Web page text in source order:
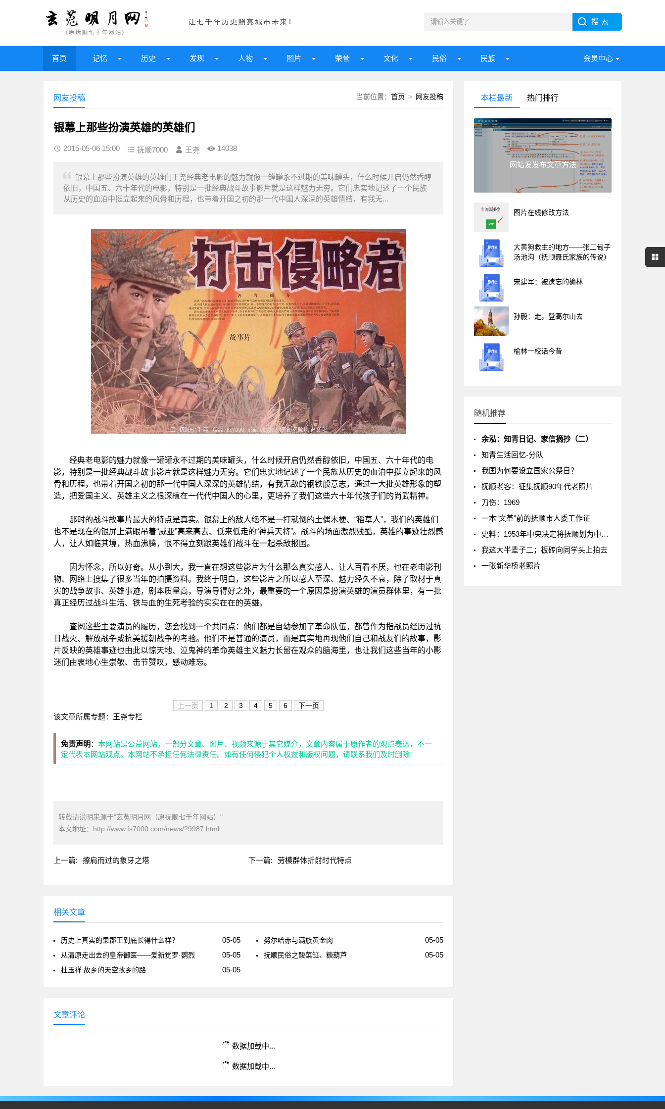
首页 记忆 历史 发现 人物 图片 荣誉 文化 民俗 民族 会员中心
当前位置： 首页 > 网友投稿
网友投稿
银幕上那些扮演英雄的英雄们
2015-05-06 15:00 抚顺7000 王尧 14038
银幕上那些扮演英雄的英雄们王尧经典老电影的魅力就像一罐罐永不过期的美味罐头，什么时候开启仍然香醇
依旧，中国五、六十年代的电影，特别是一批经典战斗故事影片就是这样魅力无穷。它们忠实地记述了一个民族
从历史的血泊中挺立起来的风骨和历程，也带着开国之初的那一代中国人深深的英雄情结，有我无...
经典老电影的魅力就像一罐罐永不过期的美味罐头，什么时候开启仍然香醇依旧，中国五、六十年代的电
影，特别是一批经典战斗故事影片就是这样魅力无穷。它们忠实地记述了一个民族从历史的血泊中挺立起来的风
骨和历程，也带着开国之初的那一代中国人深深的英雄情结，有我无敌的钢铁般意志，通过一大批英雄形象的塑
造，把爱国主义、英雄主义之根深植在一代代中国人的心里，更培养了我们这些六十年代孩子们的尚武精神。
那时的战斗故事片最大的特点是真实。银幕上的敌人绝不是一打就倒的土偶木梗、“稻草人”，我们的英雄们
也不是现在的银屏上满眼吊着“威亚”高来高去、低来低走的“神兵天将”。战斗的场面激烈残酷，英雄的事迹壮烈感
人，让人如临其境，热血沸腾，恨不得立刻跟英雄们战斗在一起杀敌报国。
因为怀念，所以好奇。从小到大，我一直在想这些影片为什么那么真实感人、让人百看不厌，也在老电影刊
物、网络上搜集了很多当年的拍摄资料。我终于明白，这些影片之所以感人至深、魅力经久不衰，除了取材于真
实的战争故事、英雄事迹，剧本质量高，导演导得好之外，最重要的一个原因是扮演英雄的演员群体里，有一批
真正经历过战斗生活、铁与血的生死考验的实实在在的英雄。
查阅这些主要演员的履历，您会找到一个共同点：他们都是自幼参加了革命队伍，都曾作为指战员经历过抗
日战火、解放战争或抗美援朝战争的考验。他们不是普通的演员，而是真实地再现他们自己和战友们的故事，影
片反映的英雄事迹也由此以惊天地、泣鬼神的革命英雄主义魅力长留在观众的脑海里，也让我们这些当年的小影
迷们由衷地心生崇敬、击节赞叹，感动难忘。
上一页 1 2 3 4 5 6 下一页
该文章所属专题： 王尧专栏
免责声明 ： 本网站是公益网站，一部分文章、图片、视频来源于其它媒介，文章内容属于原作者的观点表达，不一
定代表本网站观点。本网站不承担任何法律责任。如有任何侵犯个人权益和版权问题，请联系我们及时删除!
转载请说明来源于"玄菟明月网（原抚顺七千年网站）"
本文地址： http://www.fs7000.com/news/?9987.html
上一篇: 擦肩而过的象牙之塔 下一篇: 劳模群体折射时代特点
相关文章
05-05
历史上真实的果郡王到底长得什么样？ 05-05
努尔哈赤与满族黄金肉
05-05
从清原走出去的皇帝御医——爱新觉罗·鹦烈 05-05
抚顺民俗之酸菜缸、糖葫芦
05-05
杜玉祥:故乡的天空故乡的路
文章评论
数据加载中...
数据加载中...
本栏最新 热门排行
网站发发布文章方法
图片在线修改方法
大黄狗救主的地方——张二甸子
汤池沟（抚顺聂氏家族的传说）
宋建军：被遗忘的榆林
孙毅：走，登高尔山去
榆林一校话今昔
随机推荐
余泓：知青日记、家信摘抄（二）
知青生活回忆-分队
我国为何要设立国家公祭日？
抚顺老客：征集抚顺90年代老照片
刀伤：1969
一本“文革”前的抚顺市人委工作证
史料：1953年中央决定将抚顺划为中央直辖市
我这大半辈子二；板砖向同学头上拍去
一张新华桥老照片